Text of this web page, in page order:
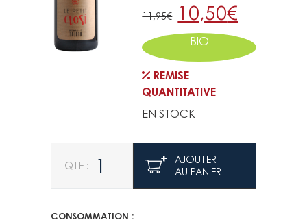
11,95€
Le
prix
initial
était :
10,50€
prix
BIO
REMISE
QUANTITATIVE
EN STOCK
AJOUTER
AU PANIER
CONSOMMATION